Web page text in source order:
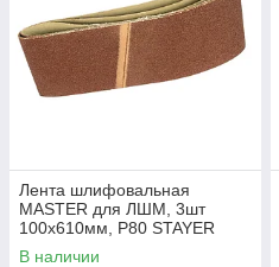
Лента шлифовальная
MASTER для ЛШМ, 3шт
100х610мм, P80 STAYER
35443-080
В наличии